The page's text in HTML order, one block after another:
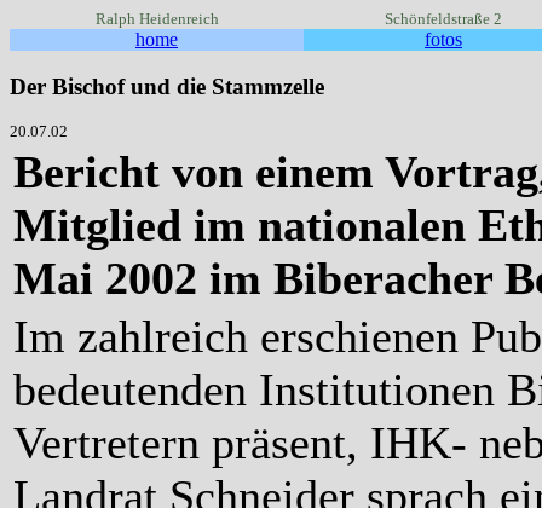
Ralph Heidenreich Schönfeldstraße 2
home fotos
Der Bischof und die Stammzelle
20.07.02
Bericht von einem
Mitglied im nationalen
Mai 2002 im Biberacher
Im zahlreich erschienen
bedeutenden Institutionen
Vertretern präsent, IHK-
Landrat Schneider sprach